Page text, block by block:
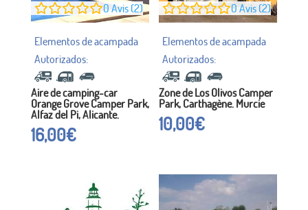
0 Avis (2)
Aire de camping-car
Orange Grove Camper Park,
Alfaz del Pi, Alicante.
16,00€
0 Avis (2)
Zone de Los Olivos Camper
Park, Carthagène. Murcie
10,00€